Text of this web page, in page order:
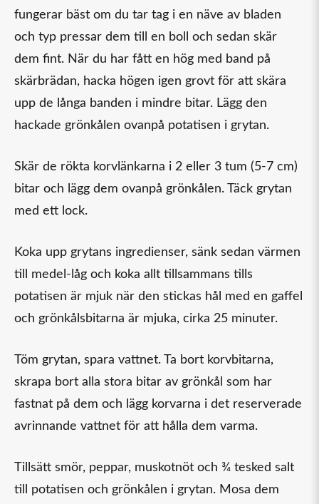
fungerar bäst om du tar tag i en näve av bladen
och typ pressar dem till en boll och sedan skär
dem fint. När du har fått en hög med band på
skärbrädan, hacka högen igen grovt för att skära
upp de långa banden i mindre bitar. Lägg den
hackade grönkålen ovanpå potatisen i grytan.
Skär de rökta korvlänkarna i 2 eller 3 tum (5-7 cm)
bitar och lägg dem ovanpå grönkålen. Täck grytan
med ett lock.
Koka upp grytans ingredienser, sänk sedan värmen
till medel-låg och koka allt tillsammans tills
potatisen är mjuk när den stickas hål med en gaffel
och grönkålsbitarna är mjuka, cirka 25 minuter.
Töm grytan, spara vattnet. Ta bort korvbitarna,
skrapa bort alla stora bitar av grönkål som har
fastnat på dem och lägg korvarna i det reserverade
avrinnande vattnet för att hålla dem varma.
Tillsätt smör, peppar, muskotnöt och ¾ tesked salt
till potatisen och grönkålen i grytan. Mosa dem